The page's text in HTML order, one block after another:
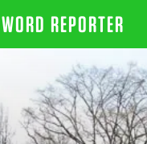
WORD REPORTER